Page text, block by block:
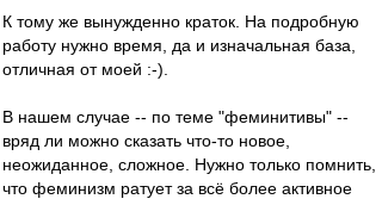
К тому же вынужденно краток. На подробную
работу нужно время, да и изначальная база,
отличная от моей :-).
В нашем случае -- по теме "феминитивы" --
вряд ли можно сказать что-то новое,
неожиданное, сложное. Нужно только помнить,
что феминизм ратует за всё более активное